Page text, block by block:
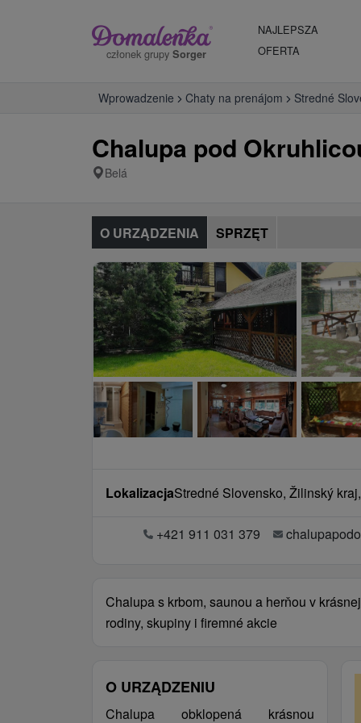
członek grupy Sorger
NAJLEPSZA
OFERTA
Wprowadzenie Chaty na prenájom Stredné
Chalupa pod
Belá
O URZĄDZENIA SPRZĘT
LokalizacjaStredné Slovensko, Žilinský
+421 911 031 379
Chalupa s krbom, saunou a herňou v
rodiny, skupiny i firemné akcie
O URZĄDZENIU
Chalupa obklopená krásnou